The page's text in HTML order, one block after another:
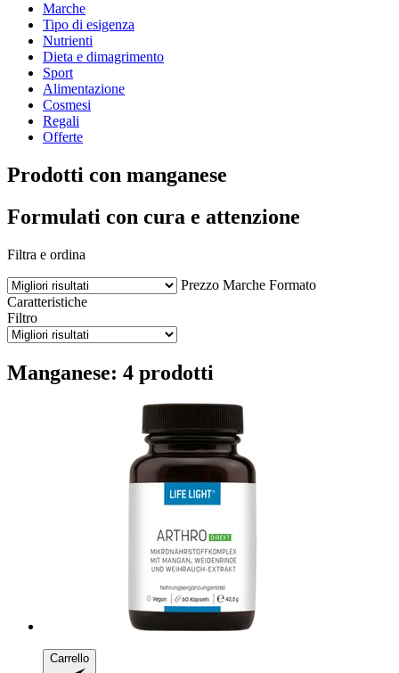
Marche
Tipo di esigenza
Nutrienti
Dieta e dimagrimento
Sport
Alimentazione
Cosmesi
Regali
Offerte
Prodotti con manganese
Formulati con cura e attenzione
Filtra e ordina
Prezzo Marche Formato
Caratteristiche
Filtro
Manganese: 4 prodotti
Carrello